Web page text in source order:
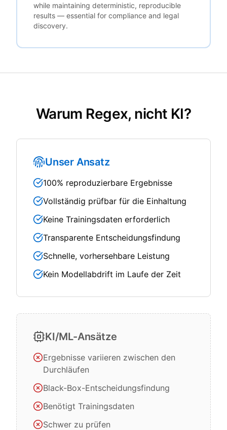
while maintaining deterministic, reproducible
results — essential for compliance and legal
discovery.
Warum Regex, nicht KI?
Unser Ansatz
100% reproduzierbare Ergebnisse
Vollständig prüfbar für die Einhaltung
Keine Trainingsdaten erforderlich
Transparente Entscheidungsfindung
Schnelle, vorhersehbare Leistung
Kein Modellabdrift im Laufe der Zeit
KI/ML-Ansätze
Ergebnisse variieren zwischen den
Durchläufen
Black-Box-Entscheidungsfindung
Benötigt Trainingsdaten
Schwer zu prüfen